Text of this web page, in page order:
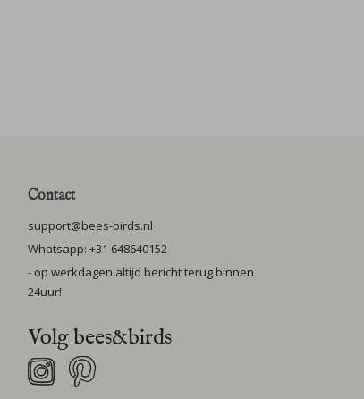
Contact
support@bees-birds.nl
Whatsapp: +31 648640152
- op werkdagen altijd bericht terug binnen
24uur!
Volg bees&birds